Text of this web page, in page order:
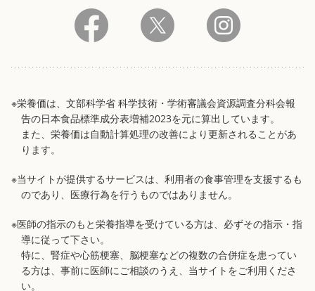
※栄養価は、文部科学省 科学技術・学術審議会資源調査分科会報
告の日本食品標準成分表増補2023を元に算出しています。
また、栄養価は自動計算処理の改善により更新されることがあ
ります。
※当サイトが提供するサービスは、利用者の食事管理を支援するも
のであり、医療行為を行うものではありません。
※医師の指示のもと栄養指導を受けている方は、必ずその指示・指
導に従って下さい。
特に、腎症や心筋梗塞、脳梗塞などの複数の合併症を患ってい
る方は、事前に医師にご相談のうえ、当サイトをご利用くださ
い。